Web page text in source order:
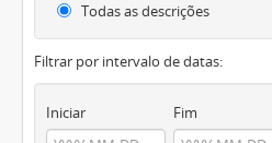
Todas as descrições
Filtrar por intervalo de datas:
Iniciar Fim